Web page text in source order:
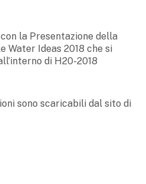
la Presentazione della
Water Ideas 2018 che si
di H20-2018
sono scaricabili dal sito di